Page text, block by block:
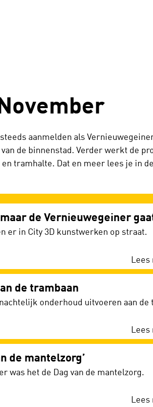
aanmelden als
de binnenstad. Verder werkt de
tramhalte. Dat en meer lees je in
de Vernieuwegeiner
er in City 3D kunstwerken op straat.
de trambaan
onderhoud uitvoeren aan de
de mantelzorg’
was het de Dag van de mantelzorg.